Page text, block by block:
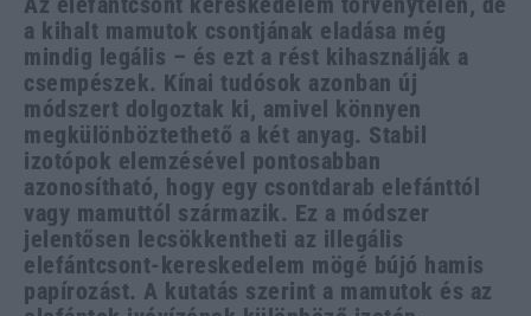
a kihalt mamutok csontjának eladása még
mindig legális – és ezt a rést kihasználják a
csempészek. Kínai tudósok azonban új
módszert dolgoztak ki, amivel könnyen
megkülönböztethető a két anyag. Stabil
izotópok elemzésével pontosabban
azonosítható, hogy egy csontdarab elefánttól
vagy mamuttól származik. Ez a módszer
jelentősen lecsökkentheti az illegális
elefántcsont-kereskedelem mögé bújó hamis
papírozást. A kutatás szerint a mamutok és az